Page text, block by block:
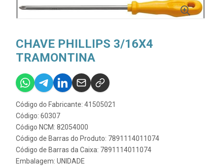
CHAVE PHILLIPS 3/16X4
TRAMONTINA
Código do Fabricante: 41505021
Código: 60307
Código NCM: 82054000
Código de Barras do Produto: 7891114011074
Código de Barras da Caixa: 7891114011074
Embalagem: UNIDADE